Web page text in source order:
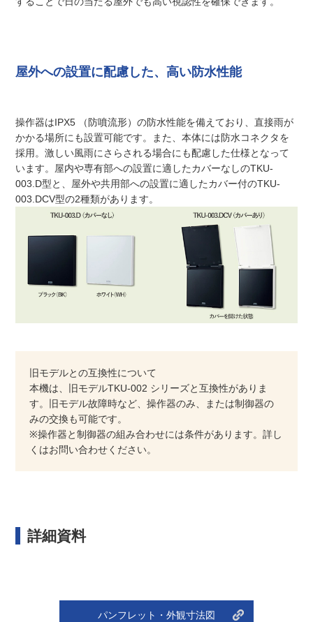
屋外への設置に配慮した、高い防水性能
操作器はIPX5 （防噴流形）の防水性能を備えており、直接雨が
かかる場所にも設置可能です。また、本体には防水コネクタを
採用。激しい風雨にさらされる場合にも配慮した仕様となって
います。屋内や専有部への設置に適したカバーなしのTKU-
003.D型と、屋外や共用部への設置に適したカバー付のTKU-
003.DCV型の2種類があります。
旧モデルとの互換性について
本機は、旧モデルTKU-002 シリーズと互換性がありま
す。旧モデル故障時など、操作器のみ、または制御器の
みの交換も可能です。
※操作器と制御器の組み合わせには条件があります。詳し
くはお問い合わせください。
詳細資料
パンフレット・外観寸法図